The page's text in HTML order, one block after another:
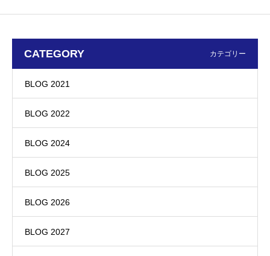
CATEGORY カテゴリー
BLOG 2021
BLOG 2022
BLOG 2024
BLOG 2025
BLOG 2026
BLOG 2027